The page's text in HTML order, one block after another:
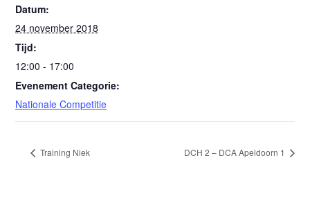
Datum:
24 november 2018
Tijd:
12:00 - 17:00
Evenement Categorie:
Nationale Competitie
Training Niek DCH 2 – DCA Apeldoorn 1